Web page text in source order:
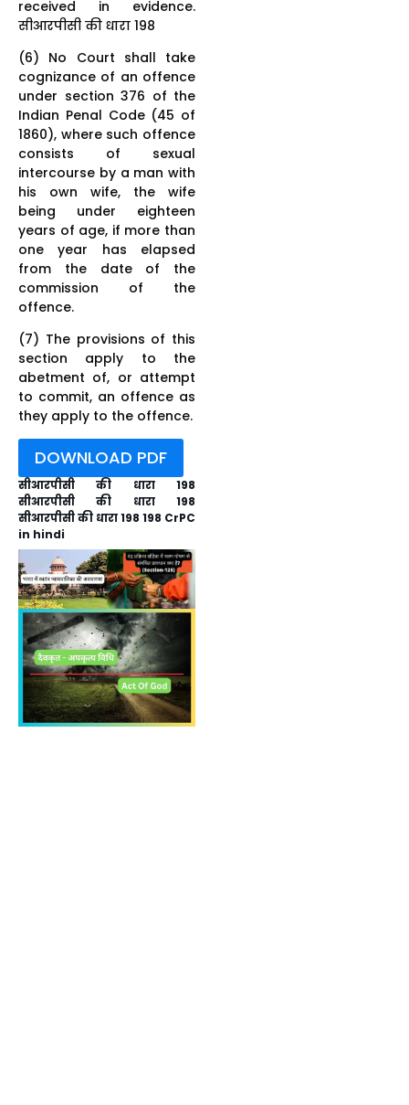
received in evidence.
सीआरपीसी की धारा 198
(6) No Court shall take
cognizance of an offence
under section 376 of the
Indian Penal Code (45 of
1860), where such offence
consists of sexual
intercourse by a man with
his own wife, the wife
being under eighteen
years of age, if more than
one year has elapsed
from the date of the
commission of the
offence.
(7) The provisions of this
section apply to the
abetment of, or attempt
to commit, an offence as
they apply to the offence.
DOWNLOAD PDF
सीआरपीसी की धारा 198
सीआरपीसी की धारा 198
सीआरपीसी की धारा 198 198 CrPC
in hindi